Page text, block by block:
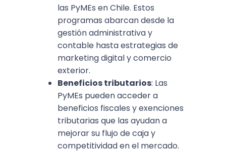
las PyMEs en Chile. Estos
programas abarcan desde la
gestión administrativa y
contable hasta estrategias de
marketing digital y comercio
exterior.
Beneficios tributarios: Las
PyMEs pueden acceder a
beneficios fiscales y exenciones
tributarias que las ayudan a
mejorar su flujo de caja y
competitividad en el mercado.